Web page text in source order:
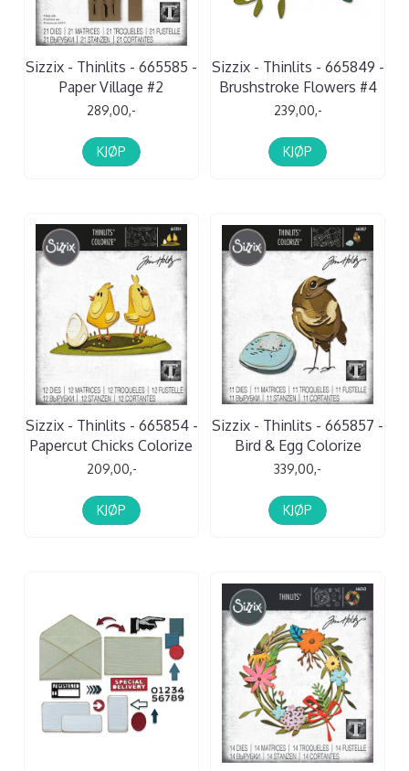
Sizzix - Thinlits - 665585 -
Paper Village #2
289,00,-
KJØP
Sizzix - Thinlits - 665849 -
Brushstroke Flowers #4
239,00,-
KJØP
Sizzix - Thinlits - 665854 -
Papercut Chicks Colorize
209,00,-
KJØP
Sizzix - Thinlits - 665857 -
Bird & Egg Colorize
339,00,-
KJØP